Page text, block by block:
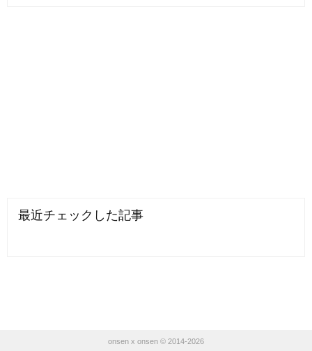
最近チェックした記事
onsen x onsen © 2014-2026